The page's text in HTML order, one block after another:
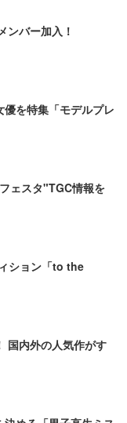
ンバー加入！
を特集「モデルプレ
ェスタ"TGC情報を
ション「to the
国内外の人気作がす